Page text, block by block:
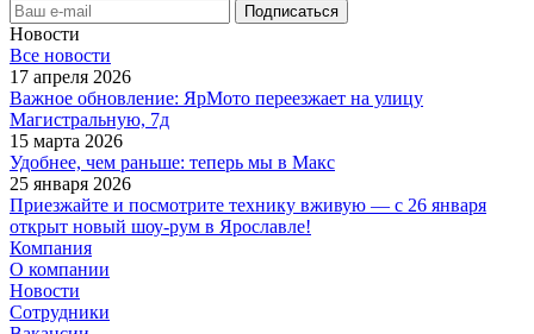
Новости
Все новости
17 апреля 2026
Важное обновление: ЯрМото переезжает на улицу
Магистральную, 7д
15 марта 2026
Удобнее, чем раньше: теперь мы в Макс
25 января 2026
Приезжайте и посмотрите технику вживую — с 26 января
открыт новый шоу-рум в Ярославле!
Компания
О компании
Новости
Сотрудники